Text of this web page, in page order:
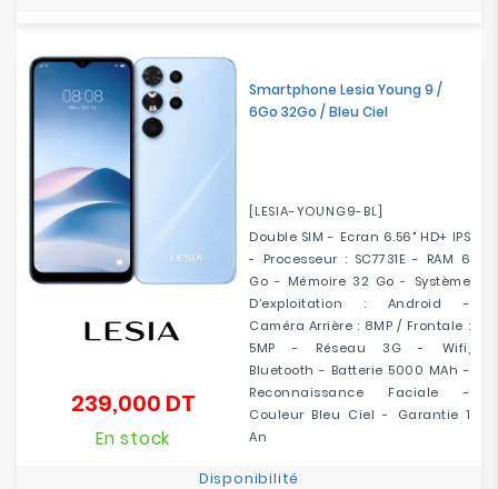
Smartphone Lesia Young 9 /
6Go 32Go / Bleu Ciel
[LESIA-YOUNG9-BL]
Double SIM - Ecran 6.56" HD+ IPS
- Processeur : SC7731E - RAM 6
Go - Mémoire 32 Go - Système
D’exploitation : Android -
Caméra Arrière : 8MP / Frontale :
5MP - Réseau 3G - Wifi,
Bluetooth - Batterie 5000 MAh -
Reconnaissance Faciale -
Couleur Bleu Ciel - Garantie 1
An
239,000 DTPrix
En stock
Disponibilité